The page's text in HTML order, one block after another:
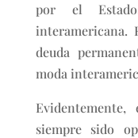
por el
interamericana.
deuda
moda
siempre sido